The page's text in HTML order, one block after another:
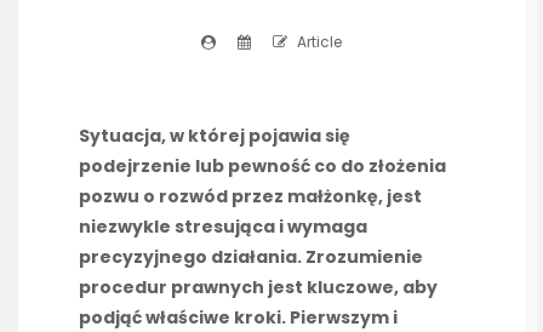
Article
Sytuacja, w której pojawia się
podejrzenie lub pewność co do złożenia
pozwu o rozwód przez małżonkę, jest
niezwykle stresująca i wymaga
precyzyjnego działania. Zrozumienie
procedur prawnych jest kluczowe, aby
podjąć właściwe kroki. Pierwszym i